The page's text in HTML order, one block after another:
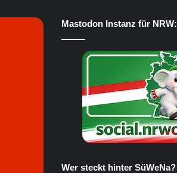
Mastodon Instanz für NRW:
Wer steckt hinter SüWeNa?